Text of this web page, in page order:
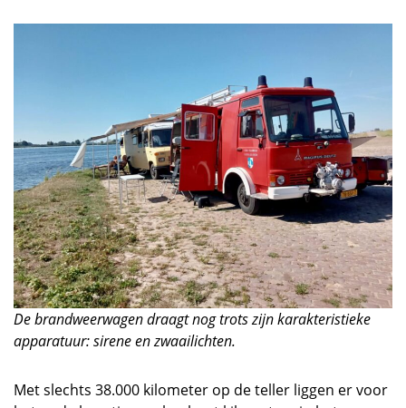
De brandweerwagen draagt nog trots zijn karakteristieke
apparatuur: sirene en zwaailichten.
Met slechts 38.000 kilometer op de teller liggen er voor